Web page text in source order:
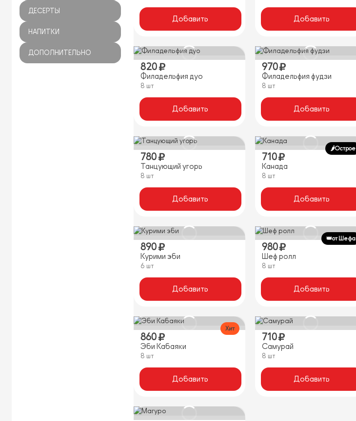
ДЕСЕРТЫ
НАПИТКИ
ДОПОЛНИТЕЛЬНО
Добавить Добавить
820
Филадельфия дуо
8 шт
Добавить
970
Филадельфия фудзи
8 шт
Добавить
780
Танцующий угорь
8 шт
Добавить
710
Канада
8 шт
Добавить
🌶️Острое
890
Курими эби
6 шт
Добавить
980
Шеф ролл
8 шт
Добавить
👑от Шефа
860
Эби Кабаяки
8 шт
Добавить
Хит
710
Самурай
8 шт
Добавить